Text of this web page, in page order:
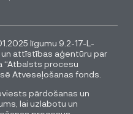
līgumu 9.2-17-L-
attīstības aģentūru par
“Atbalsts procesu
Atveseļošanas fonds.
pārdošanas un
lai uzlabotu un